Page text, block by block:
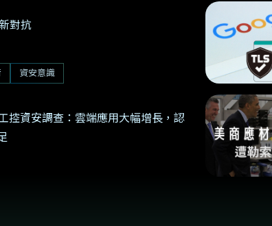
對抗
資安意識
控資安調查：雲端應用大幅增長，認